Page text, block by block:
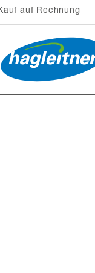
auf Rechnung